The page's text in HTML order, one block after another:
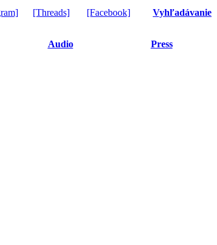
[Threads] [Facebook] Vyhľadávanie
Audio Press